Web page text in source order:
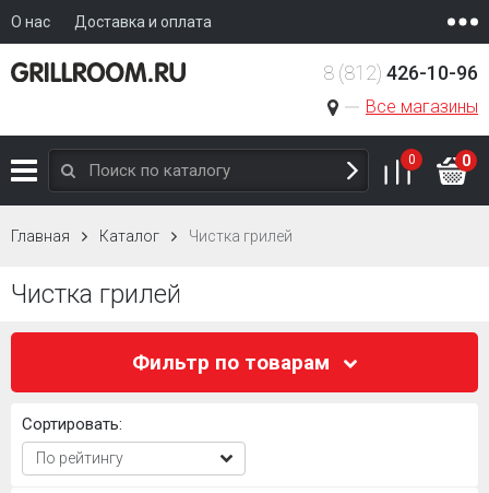
О нас Доставка и оплата
Все магазины
8 (812) 426-10-96
0 0
Главная Каталог Чистка грилей
Чистка грилей
Фильтр по товарам
Сортировать: